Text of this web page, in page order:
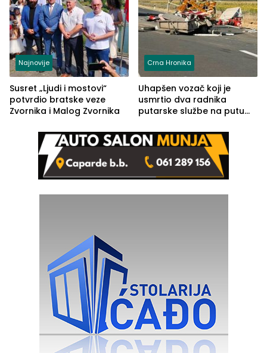
Najnovije
Susret „Ljudi i mostovi“
potvrdio bratske veze
Zvornika i Malog Zvornika
Crna Hronika
Uhapšen vozač koji je
usmrtio dva radnika
putarske službe na putu
(FOTO)